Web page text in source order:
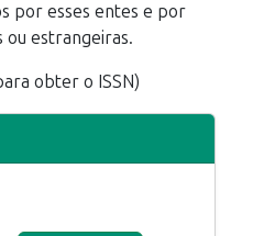
por esses entes e por
ou estrangeiras.
obter o ISSN)